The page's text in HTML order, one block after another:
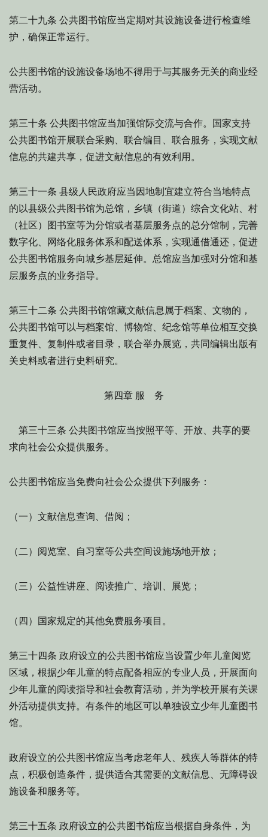
第二十九条 公共图书馆应当定期对其设施设备进行检查维
护，确保正常运行。
公共图书馆的设施设备场地不得用于与其服务无关的商业经
营活动。
第三十条 公共图书馆应当加强馆际交流与合作。国家支持
公共图书馆开展联合采购、联合编目、联合服务，实现文献
信息的共建共享，促进文献信息的有效利用。
第三十一条 县级人民政府应当因地制宜建立符合当地特点
的以县级公共图书馆为总馆，乡镇（街道）综合文化站、村
（社区）图书室等为分馆或者基层服务点的总分馆制，完善
数字化、网络化服务体系和配送体系，实现通借通还，促进
公共图书馆服务向城乡基层延伸。总馆应当加强对分馆和基
层服务点的业务指导。
第三十二条 公共图书馆馆藏文献信息属于档案、文物的，
公共图书馆可以与档案馆、博物馆、纪念馆等单位相互交换
重复件、复制件或者目录，联合举办展览，共同编辑出版有
关史料或者进行史料研究。
第四章 服 务
第三十三条 公共图书馆应当按照平等、开放、共享的要
求向社会公众提供服务。
公共图书馆应当免费向社会公众提供下列服务：
（一）文献信息查询、借阅；
（二）阅览室、自习室等公共空间设施场地开放；
（三）公益性讲座、阅读推广、培训、展览；
（四）国家规定的其他免费服务项目。
第三十四条 政府设立的公共图书馆应当设置少年儿童阅览
区域，根据少年儿童的特点配备相应的专业人员，开展面向
少年儿童的阅读指导和社会教育活动，并为学校开展有关课
外活动提供支持。有条件的地区可以单独设立少年儿童图书
馆。
政府设立的公共图书馆应当考虑老年人、残疾人等群体的特
点，积极创造条件，提供适合其需要的文献信息、无障碍设
施设备和服务等。
第三十五条 政府设立的公共图书馆应当根据自身条件，为